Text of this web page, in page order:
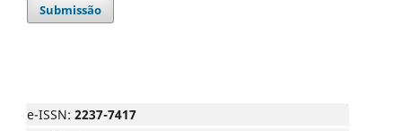
Submissão
e-ISSN: 2237-7417